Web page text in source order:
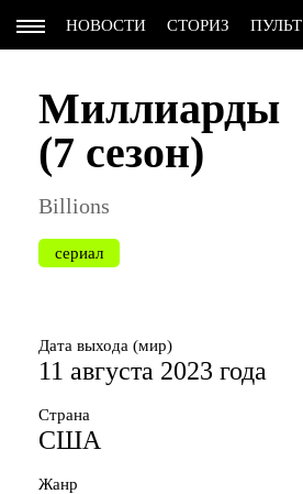
НОВОСТИ СТОРИЗ ПУЛЬТ
Миллиарды
(7 сезон)
Billions
сериал
Дата выхода (мир)
11 августа 2023 года
Страна
США
Жанр